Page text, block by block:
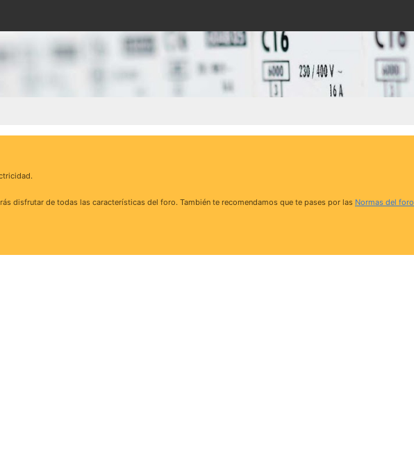
disfrutar de todas las características del foro. También te recomendamos que te pases por las Normas del foro